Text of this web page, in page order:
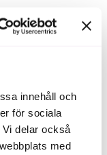
innehåll och
för sociala
delar också
med